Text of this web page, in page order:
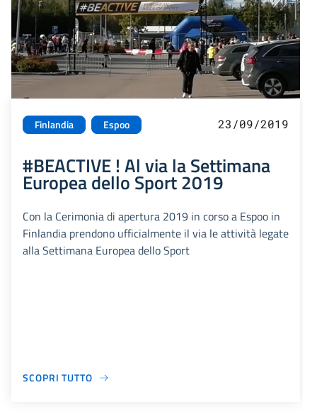
Finlandia Espoo 23/09/2019
#BEACTIVE ! Al via la Settimana
Europea dello Sport 2019
Con la Cerimonia di apertura 2019 in corso a Espoo in
Finlandia prendono ufficialmente il via le attività legate
alla Settimana Europea dello Sport
SCOPRI TUTTO